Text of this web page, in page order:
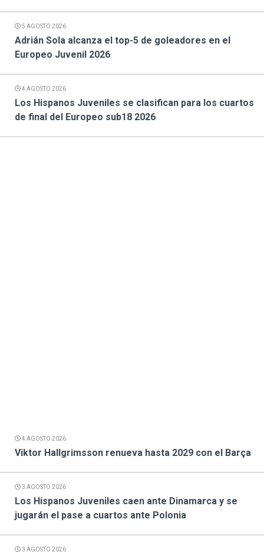
5 AGOSTO 2026
Adrián Sola alcanza el top-5 de goleadores en el
Europeo Juvenil 2026
4 AGOSTO 2026
Los Hispanos Juveniles se clasifican para los cuartos
de final del Europeo sub18 2026
4 AGOSTO 2026
Viktor Hallgrimsson renueva hasta 2029 con el Barça
3 AGOSTO 2026
Los Hispanos Juveniles caen ante Dinamarca y se
jugarán el pase a cuartos ante Polonia
3 AGOSTO 2026